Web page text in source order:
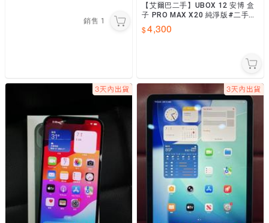
銷售 1
【艾爾巴二手】UBOX 12 安博 盒
子 PRO MAX X20 純淨版#二手電
視盒#保固中#漢口店 98144
4,300